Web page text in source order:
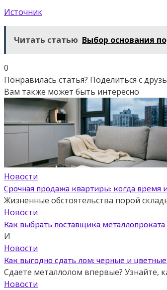
Источник
Читать статью Выбор основания
0
Понравилась статья? Поделиться с
Вам также может быть интересно
Новости
Срочная продажа квартиры: когда время
Жизненные обстоятельства порой
Новости
Как выбрать поставщика
И
Новости
Как выгодно сдать лом: черные и
Сдаете металлолом впервые? Узнайте,
Новости